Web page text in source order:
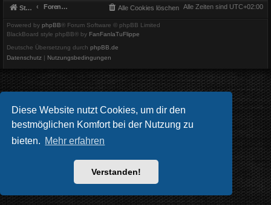
Diese Website nutzt Cookies, um dir den
bestmöglichen Komfort bei der Nutzung zu
bieten. Mehr erfahren
Verstanden!
Startseite Foren-Übersicht Alle Zeiten sind UTC+02:00
Alle Cookies löschen
Powered by phpBB® Forum Software © phpBB Limited
BlackBoard style phpBB® by FanFanlaTuFlippe
Deutsche Übersetzung durch phpBB.de
Datenschutz | Nutzungsbedingungen